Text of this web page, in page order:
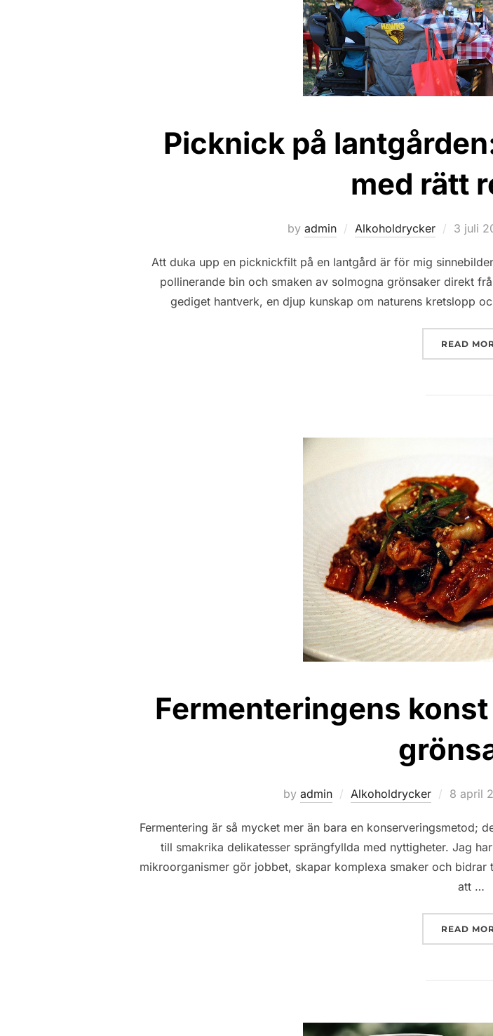
Picknick på
med rätt
by admin Alkoholdrycker
Posted
3 juli
Att duka upp en picknickfilt på en lantgård är för mig
pollinerande bin och smaken av solmogna grönsaker direkt
gediget hantverk, en djup kunskap om naturens kretslopp
READ
Fermenteringens
by admin Alkoholdrycker
Posted
8 april
Fermentering är så mycket mer än bara en konserveringsmetod;
till smakrika delikatesser sprängfyllda med nyttigheter. Jag
mikroorganismer gör jobbet, skapar komplexa smaker och
att …
READ